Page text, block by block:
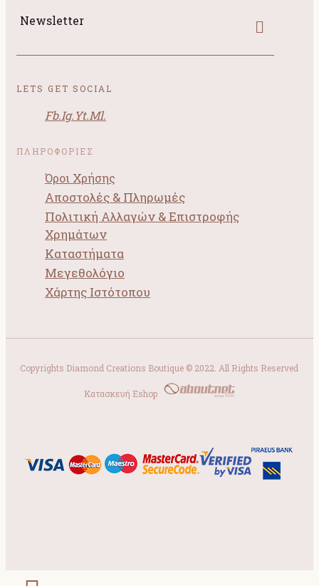
Newsletter
LETS GET SOCIAL
Fb.Ig.Yt.Ml.
ΠΛΗΡΟΦΟΡΙΕΣ
Όροι Χρήσης
Αποστολές & Πληρωμές
Πολιτική Αλλαγών & Επιστροφής
Χρημάτων
Καταστήματα
Μεγεθολόγιο
Χάρτης Ιστότοπου
Copyrights Diamond Creations Boutique © 2022. All Rights Reserved
Κατασκευή Eshop